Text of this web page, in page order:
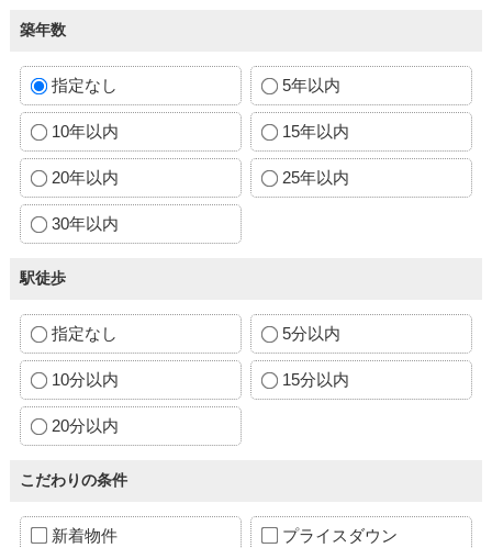
築年数
指定なし 5年以内
10年以内 15年以内
20年以内 25年以内
30年以内
駅徒歩
指定なし 5分以内
10分以内 15分以内
20分以内
こだわりの条件
新着物件 プライスダウン